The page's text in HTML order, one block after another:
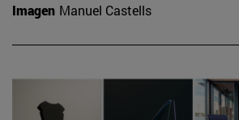
Imagen Manuel Castells